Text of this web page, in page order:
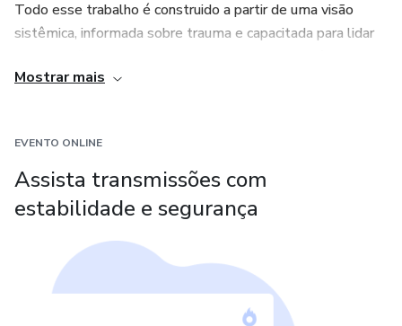
Todo esse trabalho é construido a partir de uma visão
sistêmica, informada sobre trauma e capacitada para lidar
cognitivo, somático (corporal/emocional) e espiritual (visão
diretamente em uma vida com mais qualidade de inteireza
e realização.
Mostrar mais
EVENTO ONLINE
Assista transmissões com
estabilidade e segurança